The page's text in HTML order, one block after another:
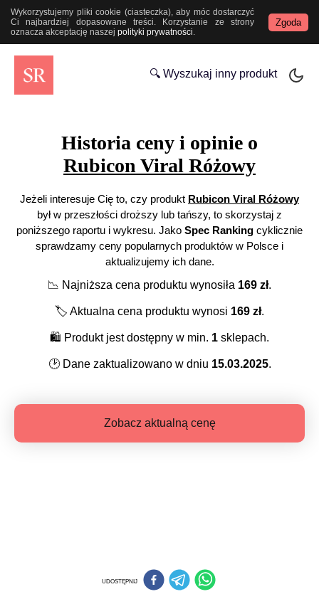
Wykorzystujemy pliki cookie (ciasteczka), aby móc dostarczyć
Ci najbardziej dopasowane treści. Korzystanie ze strony
oznacza akceptację naszej polityki prywatności.
Zgoda
🔍 Wyszukaj inny produkt
Historia ceny i opinie o
Rubicon Viral Różowy
Jeżeli interesuje Cię to, czy produkt Rubicon Viral Różowy
był w przeszłości droższy lub tańszy, to skorzystaj z
poniższego raportu i wykresu. Jako Spec Ranking cyklicznie
sprawdzamy ceny popularnych produktów w Polsce i
aktualizujemy ich dane.
📉 Najniższa cena produktu wynosiła 169 zł.
🏷️ Aktualna cena produktu wynosi 169 zł.
🛍️ Produkt jest dostępny w min. 1 sklepach.
🕑Dane zaktualizowano w dniu 15.03.2025.
Zobacz aktualną cenę
UDOSTĘPNIJ